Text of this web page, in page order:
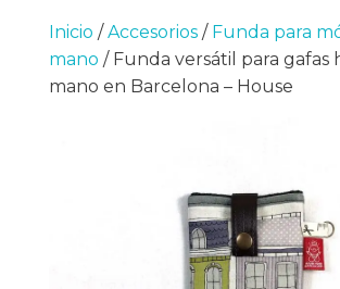
Inicio / Accesorios/ Funda para
mano / Funda versátil para gafas
mano en Barcelona – House